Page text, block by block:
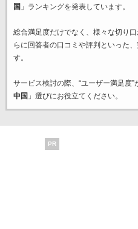
国 」ランキングを発表しています。
総合満足度だけでなく、様々な切り口
らに回答者の口コミや評判といった
す。
サービス検討の際、“ユーザー満足度
中国 」選びにお役立てください。
PR